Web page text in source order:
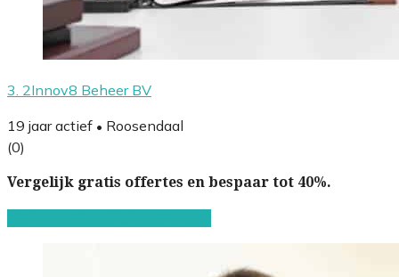
3. 2Innov8 Beheer BV
19 jaar actief • Roosendaal
(0)
Vergelijk gratis offertes en bespaar tot 40%.